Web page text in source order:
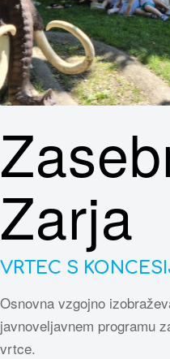
Zarja
VRTEC S
Osnovna vzgojno
javnoveljavnem programu
vrtce.